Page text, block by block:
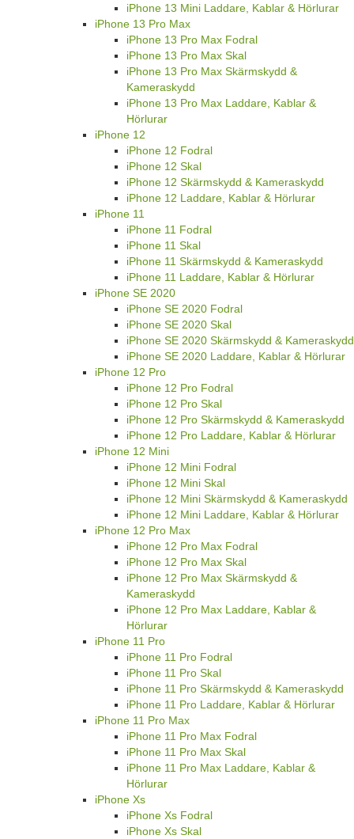
iPhone 13 Mini Laddare, Kablar & Hörlurar
iPhone 13 Pro Max
iPhone 13 Pro Max Fodral
iPhone 13 Pro Max Skal
iPhone 13 Pro Max Skärmskydd &
Kameraskydd
iPhone 13 Pro Max Laddare, Kablar &
Hörlurar
iPhone 12
iPhone 12 Fodral
iPhone 12 Skal
iPhone 12 Skärmskydd & Kameraskydd
iPhone 12 Laddare, Kablar & Hörlurar
iPhone 11
iPhone 11 Fodral
iPhone 11 Skal
iPhone 11 Skärmskydd & Kameraskydd
iPhone 11 Laddare, Kablar & Hörlurar
iPhone SE 2020
iPhone SE 2020 Fodral
iPhone SE 2020 Skal
iPhone SE 2020 Skärmskydd & Kameraskydd
iPhone SE 2020 Laddare, Kablar & Hörlurar
iPhone 12 Pro
iPhone 12 Pro Fodral
iPhone 12 Pro Skal
iPhone 12 Pro Skärmskydd & Kameraskydd
iPhone 12 Pro Laddare, Kablar & Hörlurar
iPhone 12 Mini
iPhone 12 Mini Fodral
iPhone 12 Mini Skal
iPhone 12 Mini Skärmskydd & Kameraskydd
iPhone 12 Mini Laddare, Kablar & Hörlurar
iPhone 12 Pro Max
iPhone 12 Pro Max Fodral
iPhone 12 Pro Max Skal
iPhone 12 Pro Max Skärmskydd &
Kameraskydd
iPhone 12 Pro Max Laddare, Kablar &
Hörlurar
iPhone 11 Pro
iPhone 11 Pro Fodral
iPhone 11 Pro Skal
iPhone 11 Pro Skärmskydd & Kameraskydd
iPhone 11 Pro Laddare, Kablar & Hörlurar
iPhone 11 Pro Max
iPhone 11 Pro Max Fodral
iPhone 11 Pro Max Skal
iPhone 11 Pro Max Laddare, Kablar &
Hörlurar
iPhone Xs
iPhone Xs Fodral
iPhone Xs Skal